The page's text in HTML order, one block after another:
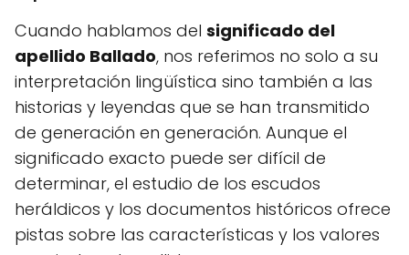
Cuando hablamos del significado del
apellido Ballado, nos referimos no solo a su
interpretación lingüística sino también a las
historias y leyendas que se han transmitido
de generación en generación. Aunque el
significado exacto puede ser difícil de
determinar, el estudio de los escudos
heráldicos y los documentos históricos ofrece
pistas sobre las características y los valores